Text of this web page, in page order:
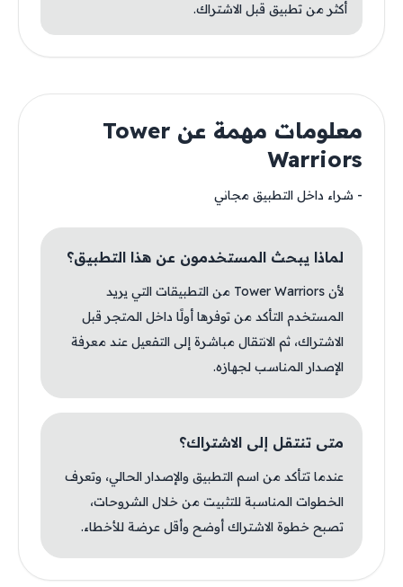
أكثر من تطبيق قبل الاشتراك.
معلومات مهمة عن Tower
Warriors
- شراء داخل التطبيق مجاني
لماذا يبحث المستخدمون عن هذا التطبيق؟
لأن Tower Warriors من التطبيقات التي يريد
المستخدم التأكد من توفرها أولًا داخل المتجر قبل
الاشتراك، ثم الانتقال مباشرة إلى التفعيل عند معرفة
الإصدار المناسب لجهازه.
متى تنتقل إلى الاشتراك؟
عندما تتأكد من اسم التطبيق والإصدار الحالي، وتعرف
الخطوات المناسبة للتثبيت من خلال الشروحات،
تصبح خطوة الاشتراك أوضح وأقل عرضة للأخطاء.